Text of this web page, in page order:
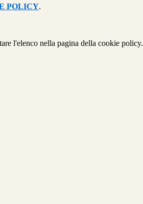
POLICY.
l'elenco nella pagina della cookie policy.